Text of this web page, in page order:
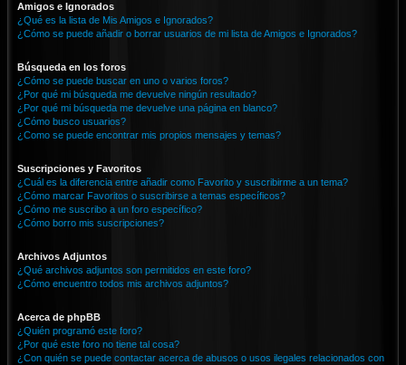
Amigos e Ignorados
¿Qué es la lista de Mis Amigos e Ignorados?
¿Cómo se puede añadir o borrar usuarios de mi lista de Amigos e Ignorados?
Búsqueda en los foros
¿Cómo se puede buscar en uno o varios foros?
¿Por qué mi búsqueda me devuelve ningún resultado?
¿Por qué mi búsqueda me devuelve una página en blanco?
¿Cómo busco usuarios?
¿Como se puede encontrar mis propios mensajes y temas?
Suscripciones y Favoritos
¿Cuál es la diferencia entre añadir como Favorito y suscribirme a un tema?
¿Cómo marcar Favoritos o suscribirse a temas específicos?
¿Cómo me suscribo a un foro específico?
¿Cómo borro mis suscripciones?
Archivos Adjuntos
¿Qué archivos adjuntos son permitidos en este foro?
¿Cómo encuentro todos mis archivos adjuntos?
Acerca de phpBB
¿Quién programó este foro?
¿Por qué este foro no tiene tal cosa?
¿Con quién se puede contactar acerca de abusos o usos ilegales relacionados con